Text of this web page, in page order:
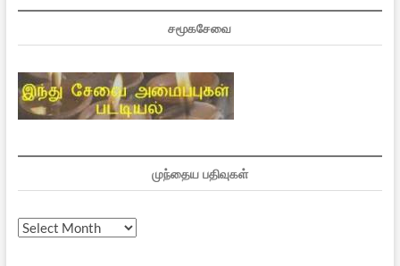
சமூகசேவை
முந்தைய பதிவுகள்
முந்தைய